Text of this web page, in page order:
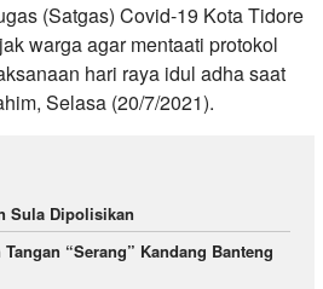
(Satgas) Covid-19 Kota Tidore
warga agar mentaati protokol
hari raya idul adha saat
Selasa (20/7/2021).
Sula Dipolisikan
“Serang” Kandang Banteng